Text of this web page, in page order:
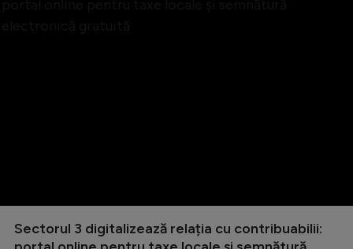
Sectorul 3 digitalizează relația cu contribuabilii: